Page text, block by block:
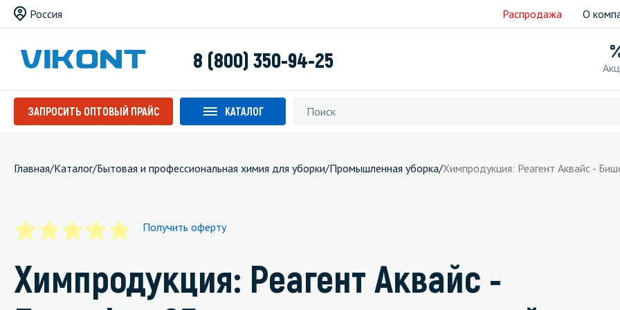
Россия Распродажа О
8 (800) 350-94-25
ЗАПРОСИТЬ ОПТОВЫЙ ПРАЙС КАТАЛОГ
Главная/Каталог/Бытовая и профессиональная химия для уборки/Промышленная уборка/Химпродукция: Реагент Аквайс -
Получить оферту
Химпродукция: Реагент Аквайс -